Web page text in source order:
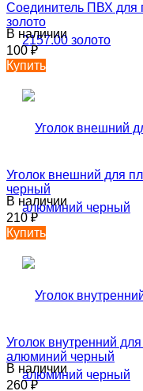
Соединитель ПВХ для
золото
В наличии
100₽
Купить
Уголок внешний для
черный
В наличии
210₽
Купить
Уголок внутренний
алюминий черный
В наличии
260₽